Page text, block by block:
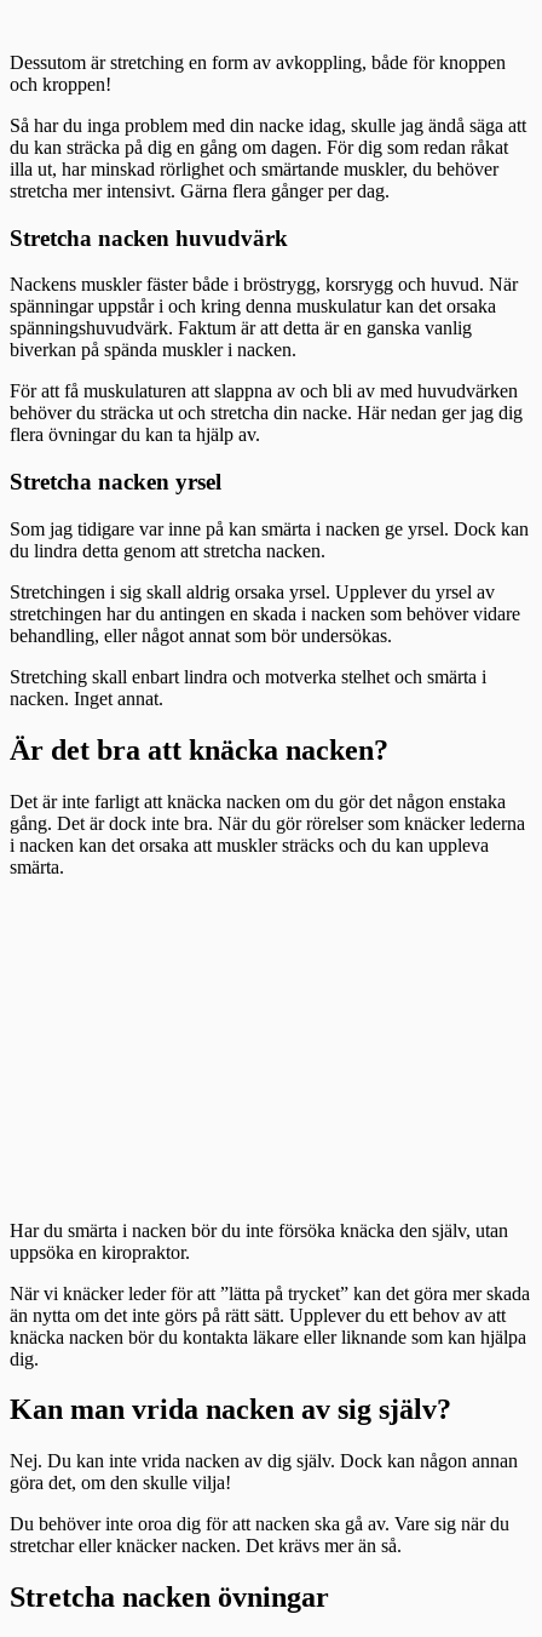
Dessutom är stretching en form av avkoppling, både för knoppen
och kroppen!
Så har du inga problem med din nacke idag, skulle jag ändå säga att
du kan sträcka på dig en gång om dagen. För dig som redan råkat
illa ut, har minskad rörlighet och smärtande muskler, du behöver
stretcha mer intensivt. Gärna flera gånger per dag.
Stretcha nacken huvudvärk
Nackens muskler fäster både i bröstrygg, korsrygg och huvud. När
spänningar uppstår i och kring denna muskulatur kan det orsaka
spänningshuvudvärk. Faktum är att detta är en ganska vanlig
biverkan på spända muskler i nacken.
För att få muskulaturen att slappna av och bli av med huvudvärken
behöver du sträcka ut och stretcha din nacke. Här nedan ger jag dig
flera övningar du kan ta hjälp av.
Stretcha nacken yrsel
Som jag tidigare var inne på kan smärta i nacken ge yrsel. Dock kan
du lindra detta genom att stretcha nacken.
Stretchingen i sig skall aldrig orsaka yrsel. Upplever du yrsel av
stretchingen har du antingen en skada i nacken som behöver vidare
behandling, eller något annat som bör undersökas.
Stretching skall enbart lindra och motverka stelhet och smärta i
nacken. Inget annat.
Är det bra att knäcka nacken?
Det är inte farligt att knäcka nacken om du gör det någon enstaka
gång. Det är dock inte bra. När du gör rörelser som knäcker lederna
i nacken kan det orsaka att muskler sträcks och du kan uppleva
smärta.
Har du smärta i nacken bör du inte försöka knäcka den själv, utan
uppsöka en kiropraktor.
När vi knäcker leder för att ”lätta på trycket” kan det göra mer skada
än nytta om det inte görs på rätt sätt. Upplever du ett behov av att
knäcka nacken bör du kontakta läkare eller liknande som kan hjälpa
dig.
Kan man vrida nacken av sig själv?
Nej. Du kan inte vrida nacken av dig själv. Dock kan någon annan
göra det, om den skulle vilja!
Du behöver inte oroa dig för att nacken ska gå av. Vare sig när du
stretchar eller knäcker nacken. Det krävs mer än så.
Stretcha nacken övningar